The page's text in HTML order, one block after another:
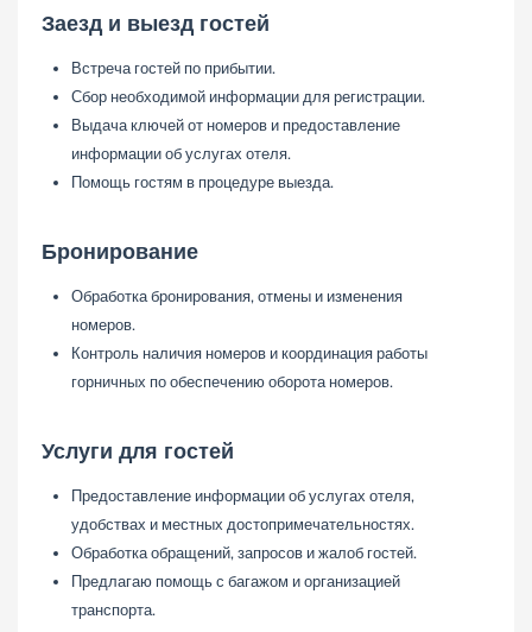
Заезд и выезд гостей
Встреча гостей по прибытии.
Сбор необходимой информации для регистрации.
Выдача ключей от номеров и предоставление
информации об услугах отеля.
Помощь гостям в процедуре выезда.
Бронирование
Обработка бронирования, отмены и изменения
номеров.
Контроль наличия номеров и координация работы
горничных по обеспечению оборота номеров.
Услуги для гостей
Предоставление информации об услугах отеля,
удобствах и местных достопримечательностях.
Обработка обращений, запросов и жалоб гостей.
Предлагаю помощь с багажом и организацией
транспорта.